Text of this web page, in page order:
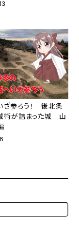
ざ参ろう！ 後北条
術が詰まった城 山